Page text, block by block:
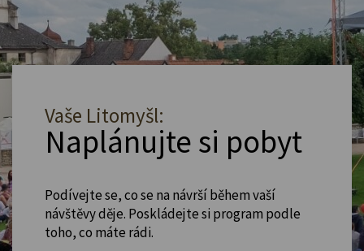
Vaše Litomyšl:
Naplánujte si pobyt
Podívejte se, co se na návrší během vaší
návštěvy děje. Poskládejte si program podle
toho, co máte rádi.